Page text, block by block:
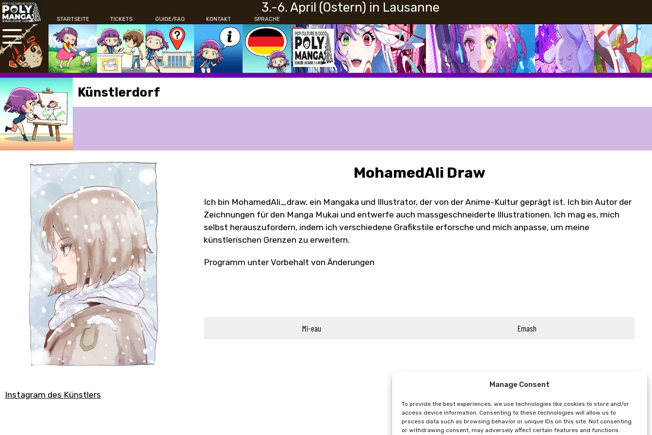
Manage Consent
To provide the best experiences, we use technologies like cookies to store and/or
access device information. Consenting to these technologies will allow us to
process data such as browsing behavior or unique IDs on this site. Not consenting
or withdrawing consent, may adversely affect certain features and functions.
3.-6. April (Ostern) in Lausanne
SPRACHE
STARTSEITE TICKETS GUIDE/FAQ KONTAKT
Künstlerdorf
Instagram des Künstlers
MohamedAli Draw
Ich bin MohamedAli_draw, ein Mangaka und Illustrator, der von der Anime-Kultur geprägt ist. Ich bin Autor der
Zeichnungen für den Manga Mukai und entwerfe auch massgeschneiderte Illustrationen. Ich mag es, mich
selbst herauszufordern, indem ich verschiedene Grafikstile erforsche und mich anpasse, um meine
künstlerischen Grenzen zu erweitern.
Programm unter Vorbehalt von Änderungen
Mi-eau Emash